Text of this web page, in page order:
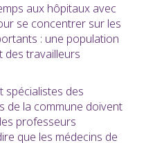
aux hôpitaux avec
se concentrer sur les
: une population
des travailleurs
spécialistes des
de la commune doivent
professeurs
que les médecins de